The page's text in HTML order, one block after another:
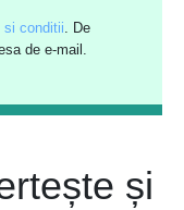
si conditii. De
de e-mail.
și